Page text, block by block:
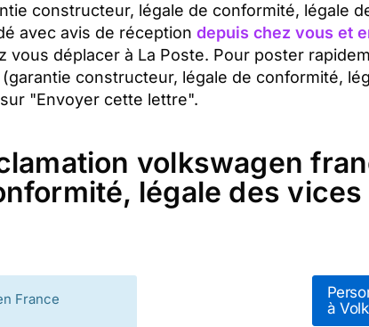
constructeur, légale de conformité, légale
avec avis de réception depuis chez vous et
vous déplacer à La Poste. Pour poster
constructeur, légale de conformité,
"Envoyer cette lettre".
volkswagen
légale des
France
à